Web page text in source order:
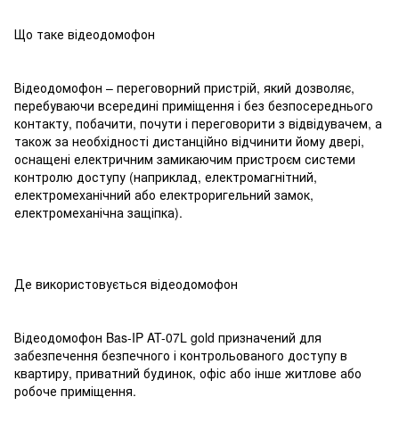
Що таке відеодомофон
Відеодомофон – переговорний пристрій, який дозволяє,
перебуваючи всередині приміщення і без безпосереднього
контакту, побачити, почути і переговорити з відвідувачем, а
також за необхідності дистанційно відчинити йому двері,
оснащені електричним замикаючим пристроєм системи
контролю доступу (наприклад, електромагнітний,
електромеханічний або електроригельний замок,
електромеханічна защіпка).
Де використовується відеодомофон
Відеодомофон Bas-IP AT-07L gold призначений для
забезпечення безпечного і контрольованого доступу в
квартиру, приватний будинок, офіс або інше житлове або
робоче приміщення.